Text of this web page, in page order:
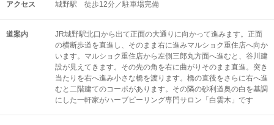
アクセス 城野駅 徒歩12分／駐車場完備
道案内
JR城野駅北口から出て正面の大通りに向かって進みます。正面
の横断歩道を直進し、そのまま右に進みマルショク重住店へ向か
います。マルショク重住店から左側三郎丸方面へ進むと、谷川建
設が見えてきます。その先の角を右に曲がりそのまま直進。突き
当たりを右へ進み小さな橋を渡ります。橋の直後をさらに右へ進
むと二階建てのコーポがあります。その隣の砂利道奥の白を基調
にした一軒家がハーブピーリング専門サロン「白雲木」です